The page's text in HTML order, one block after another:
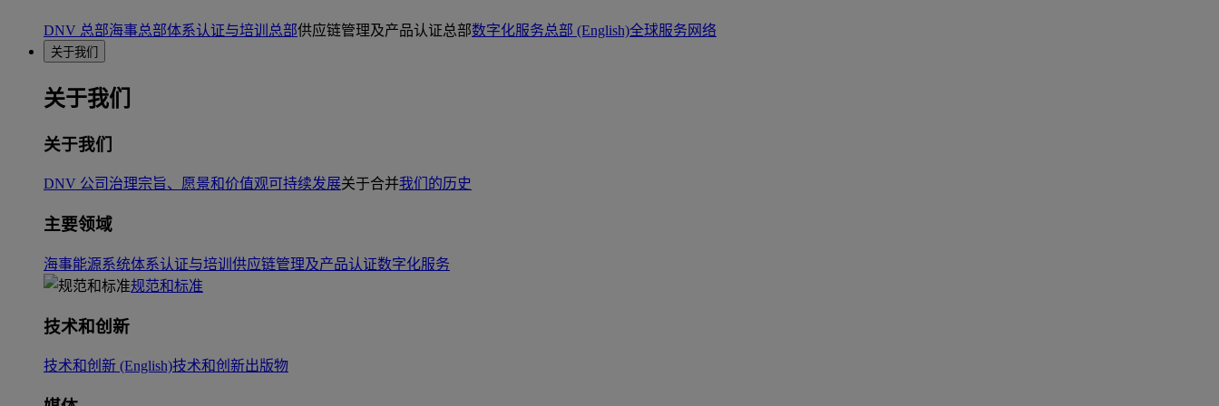
DNV 总部海事总部体系认证与培训总部供应链管理及产品认证总部数字化服务总部 (English)全球服务网络
关于我们
关于我们
关于我们
DNV 公司治理宗旨、愿景和价值观可持续发展关于合并我们的历史
主要领域
海事能源系统体系认证与培训 供应链管理及产品认证数字化服务
规范和标准
技术和创新
技术和创新 (English)技术和创新出版物